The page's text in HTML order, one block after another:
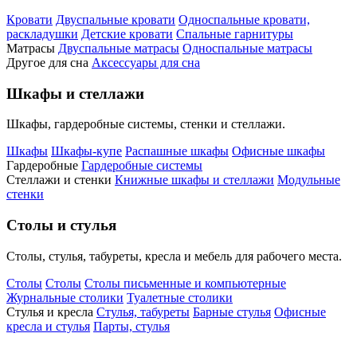
Кровати Двуспальные кровати Односпальные кровати,
раскладушки Детские кровати Спальные гарнитуры
Матрасы Двуспальные матрасы Односпальные матрасы
Другое для сна Аксессуары для сна
Шкафы и стеллажи
Шкафы, гардеробные системы, стенки и стеллажи.
Шкафы Шкафы-купе Распашные шкафы Офисные шкафы
Гардеробные Гардеробные системы
Стеллажи и стенки Книжные шкафы и стеллажи Модульные
стенки
Столы и стулья
Столы, стулья, табуреты, кресла и мебель для рабочего места.
Столы Столы Столы письменные и компьютерные
Журнальные столики Туалетные столики
Стулья и кресла Стулья, табуреты Барные стулья Офисные
кресла и стулья Парты, стулья